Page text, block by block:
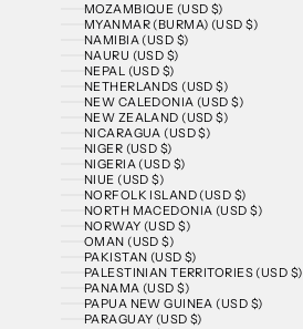
MOZAMBIQUE (USD $)
MYANMAR (BURMA) (USD $)
NAMIBIA (USD $)
NAURU (USD $)
NEPAL (USD $)
NETHERLANDS (USD $)
NEW CALEDONIA (USD $)
NEW ZEALAND (USD $)
NICARAGUA (USD $)
NIGER (USD $)
NIGERIA (USD $)
NIUE (USD $)
NORFOLK ISLAND (USD $)
NORTH MACEDONIA (USD $)
NORWAY (USD $)
OMAN (USD $)
PAKISTAN (USD $)
PALESTINIAN TERRITORIES (USD $)
PANAMA (USD $)
PAPUA NEW GUINEA (USD $)
PARAGUAY (USD $)